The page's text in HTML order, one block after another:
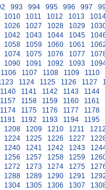
993 994 995 996 997
1010 1011 1012 1013
1026 1027 1028 1029
1042 1043 1044 1045
1058 1059 1060 1061
1074 1075 1076 1077
1090 1091 1092 1093
1106 1107 1108 1109
1110
1124 1125 1126 1127
1140 1141 1142 1143
1144
1157 1158 1159 1160
1161
1174 1175 1176 1177
1178
1191 1192 1193 1194
1195
1208 1209 1210 1211
1224 1225 1226 1227
1240 1241 1242 1243
1256 1257 1258 1259
1272 1273 1274 1275
1288 1289 1290 1291
1304 1305 1306 1307